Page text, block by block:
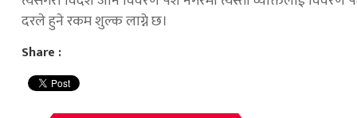
दरले हुने रकम शुल्क लाग्ने छ।
Share :